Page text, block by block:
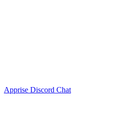
Apprise Discord Chat